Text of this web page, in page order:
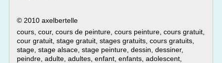
© 2010 axelbertelle
cours, cour, cours de peinture, cours peinture, cours gratuit,
cour gratuit, stage gratuit, stages gratuits, cours gratuits,
stage, stage alsace, stage peinture, dessin, dessiner,
peindre, adulte, adultes, enfant, enfants, adolescent,